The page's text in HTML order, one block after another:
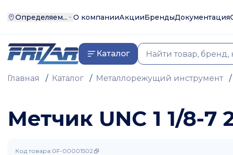
Определяем... О компанииАкцииБрендыДокументация
Каталог
Главная / Каталог / Металлорежущий инструмент /
Метчик UNC 1 1/8-7
Код товара:0F-00001502